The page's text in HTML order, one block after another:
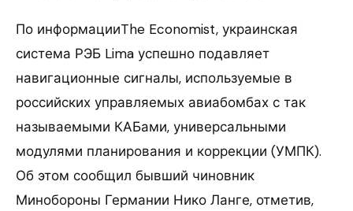
По информацииThe Economist, украинская
система РЭБ Lima успешно подавляет
навигационные сигналы, используемые в
российских управляемых авиабомбах с так
называемыми КАБами, универсальными
модулями планирования и коррекции (УМПК).
Об этом сообщил бывший чиновник
Минобороны Германии Нико Ланге, отметив,